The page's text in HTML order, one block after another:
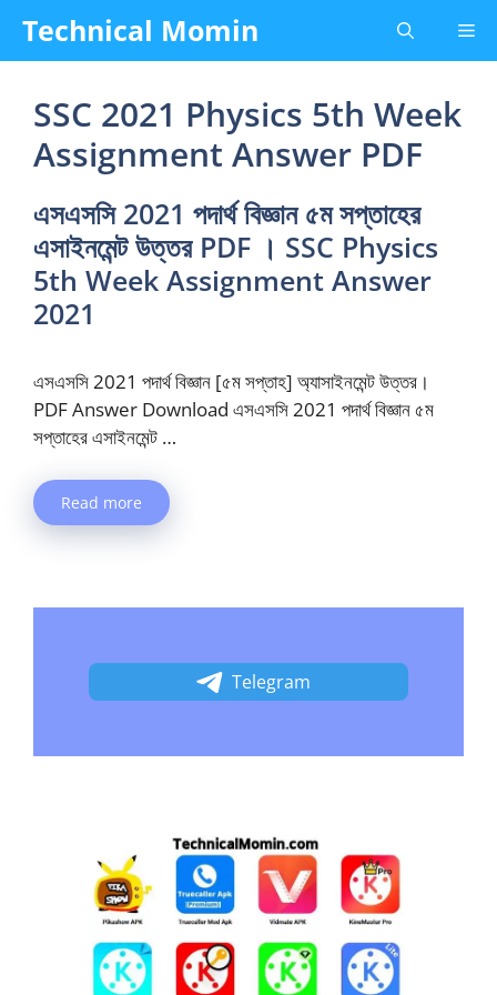
content
Technical Momin
SSC 2021 Physics 5th Week
Assignment Answer PDF
এসএসসি 2021 পদার্থ বিজ্ঞান ৫ম সপ্তাহের
এসাইনমেন্ট উত্তর PDF । SSC Physics
5th Week Assignment Answer
2021
এসএসসি 2021 পদার্থ বিজ্ঞান [৫ম সপ্তাহ] অ্যাসাইনমেন্ট উত্তর।
PDF Answer Download এসএসসি 2021 পদার্থ বিজ্ঞান ৫ম
সপ্তাহের এসাইনমেন্ট …
Read more
Telegram